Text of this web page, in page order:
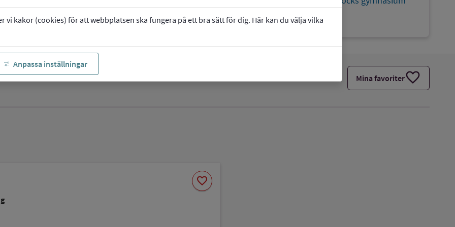
vi kakor (cookies) för att webbplatsen ska fungera på ett bra sätt för dig. Här kan du välja vilka
Anpassa inställningar
54040574
Mina favoriterfavorite
favorite
Spara
som